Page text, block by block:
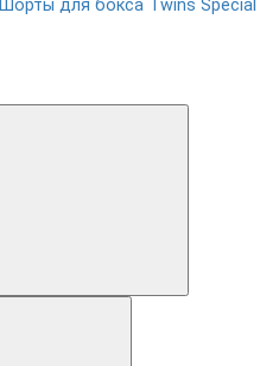
Шорты для бокса Twins Special